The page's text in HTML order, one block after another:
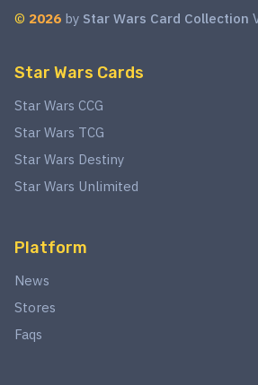
© 2026 by Star Wars Card Collection
Star Wars Cards
Star Wars CCG
Star Wars TCG
Star Wars Destiny
Star Wars Unlimited
Platform
News
Stores
Faqs